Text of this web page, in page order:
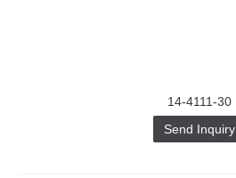
14-4111-30
Send Inquiry